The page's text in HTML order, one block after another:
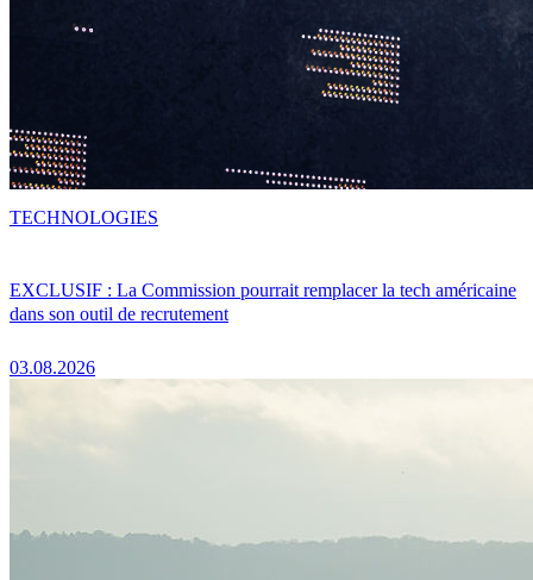
EXCLUSIF : La Commission pourrait remplacer la tech américaine
dans son outil de recrutement
03.08.2026
TECHNOLOGIES